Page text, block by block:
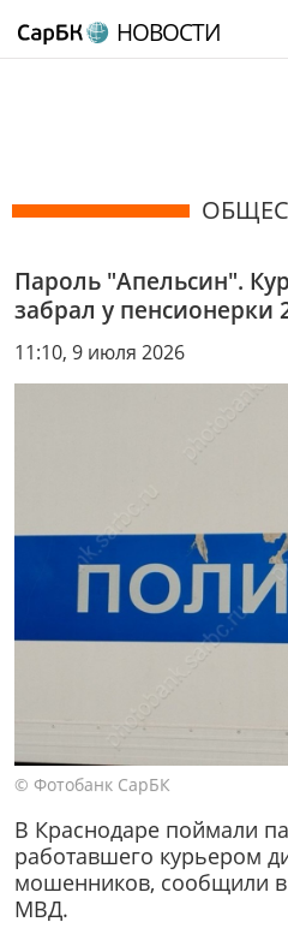
НОВОСТИ
Пароль "Апельсин".
забрал у пенсионерки
11:10, 9 июля 2026
© Фотобанк СарБК
В Краснодаре поймали
работавшего курьером
мошенников, сообщили
МВД.